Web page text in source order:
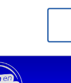
ou retirer
de publicité
ont